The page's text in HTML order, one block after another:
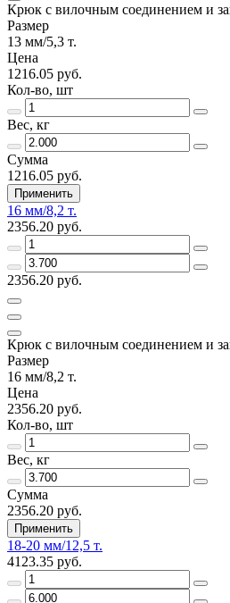
Крюк с вилочным соединением и
Размер
13 мм/5,3 т.
Цена
1216.05 руб.
Кол-во, шт
Вес, кг
Сумма
1216.05 руб.
Применить
16 мм/8,2 т.
2356.20 руб.
2356.20 руб.
Крюк с вилочным соединением и
Размер
16 мм/8,2 т.
Цена
2356.20 руб.
Кол-во, шт
Вес, кг
Сумма
2356.20 руб.
Применить
18-20 мм/12,5 т.
4123.35 руб.